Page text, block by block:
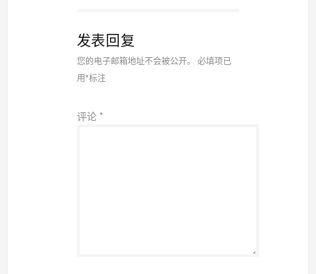
发表回复
您的电子邮箱地址不会被公开。
必填项已
用*标注
评论 *